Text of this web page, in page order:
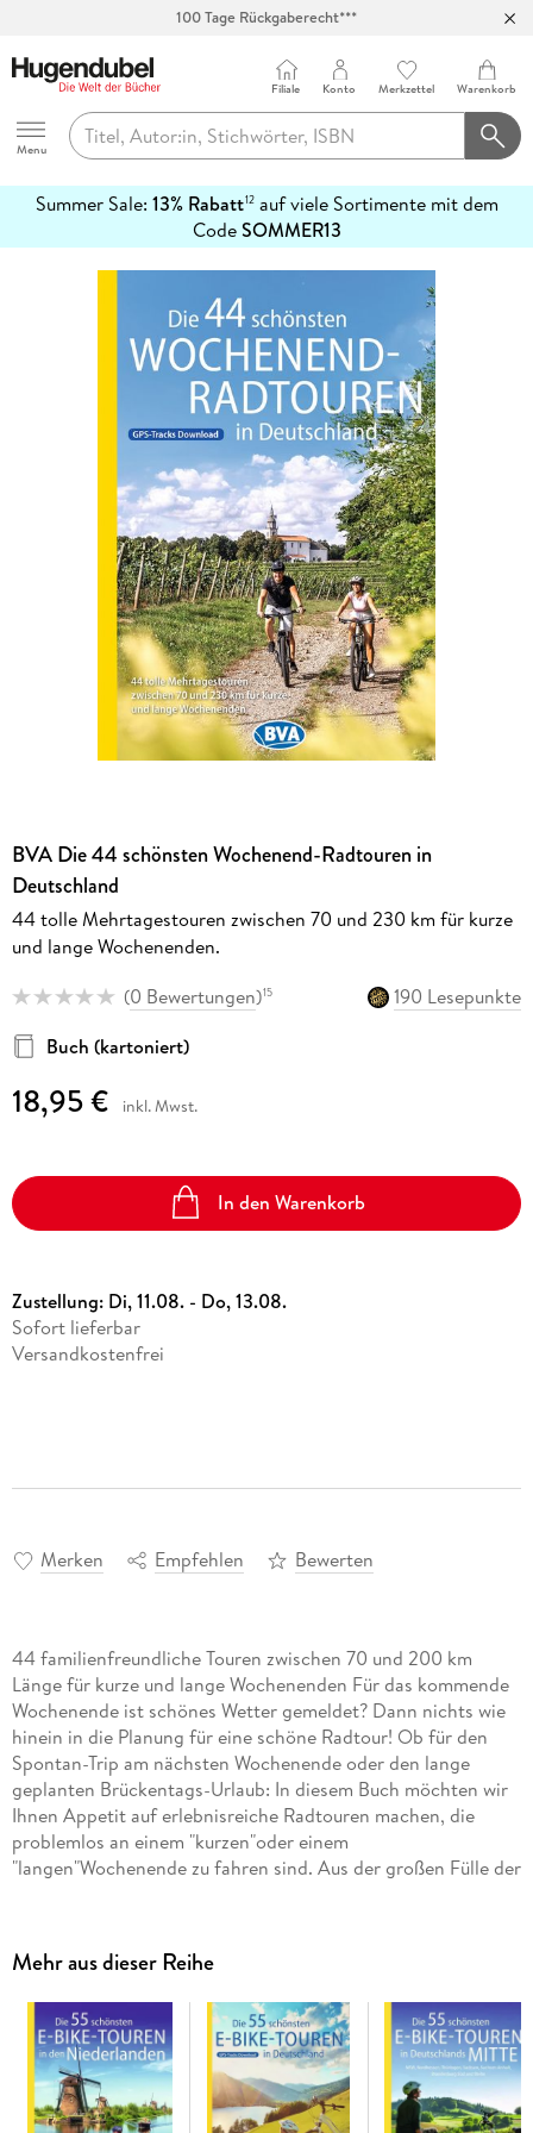
100 Tage Rückgaberecht***
Hugendubel
Menu
Filiale Konto Merkzettel Warenkorb
Summer Sale: 13% Rabatt12auf viele Sortimente mit dem
CodeSOMMER13
erfahren
BVA Die 44 schönsten Wochenend-Radtouren in
Deutschland
44 tolle Mehrtagestouren zwischen 70 und 230 km für kurze
und lange Wochenenden.
(0 Bewertungen)15
190 Lesepunkte
Buch (kartoniert)
18,95 € inkl. Mwst.
In den Warenkorb
Zustellung: Di, 11.08. - Do, 13.08.
Sofort lieferbar
Versandkostenfrei
Merken Empfehlen Bewerten
44 familienfreundliche Touren zwischen 70 und 200 km
Länge für kurze und lange Wochenenden Für das kommende
Wochenende ist schönes Wetter gemeldet? Dann nichts wie
hinein in die Planung für eine schöne Radtour! Ob für den
Spontan-Trip am nächsten Wochenende oder den lange
geplanten Brückentags-Urlaub: In diesem Buch möchten wir
Ihnen Appetit auf erlebnisreiche Radtouren machen, die
problemlos an einem "kurzen"oder einem
"langen"Wochenende zu fahren sind. Aus der großen Fülle der
Altmühltal und Elbe oder Geheimtipps wie den Kocher-Jagst-
Radweg. Die Touren führen landschaftlich reizvoll und
verkehrsarm entlang von Flüssen oder über ehemalige
Bahntrassen zu Orten mit vielen interessanten
Sehenswürdigkeiten. Sie sind als Mehrtagestouren konzipiert,
wobei einzelne Tagesabschnitte bzw. Übernachtungsorte
Mehr aus dieser Reihe